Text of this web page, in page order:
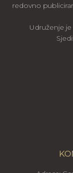
redovno
Udruženje